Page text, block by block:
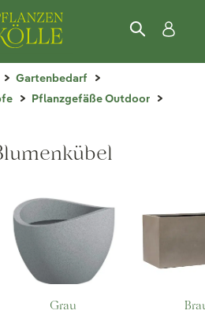
Gartenbedarf
Pflanzgefäße Outdoor
Grau